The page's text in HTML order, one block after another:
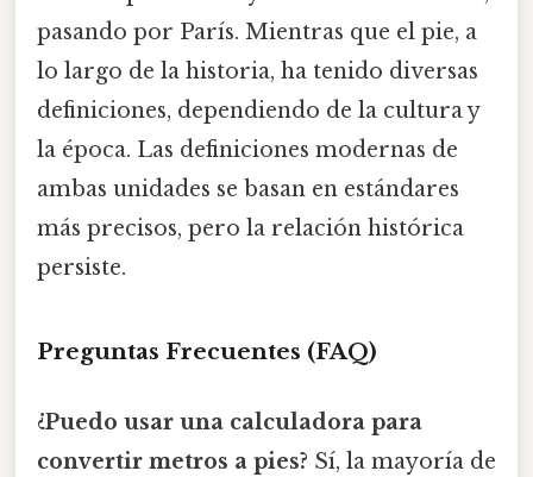
pasando por París. Mientras que el pie, a
lo largo de la historia, ha tenido diversas
definiciones, dependiendo de la cultura y
la época. Las definiciones modernas de
ambas unidades se basan en estándares
más precisos, pero la relación histórica
persiste.
Preguntas Frecuentes (FAQ)
¿Puedo usar una calculadora para
convertir metros a pies? Sí, la mayoría de